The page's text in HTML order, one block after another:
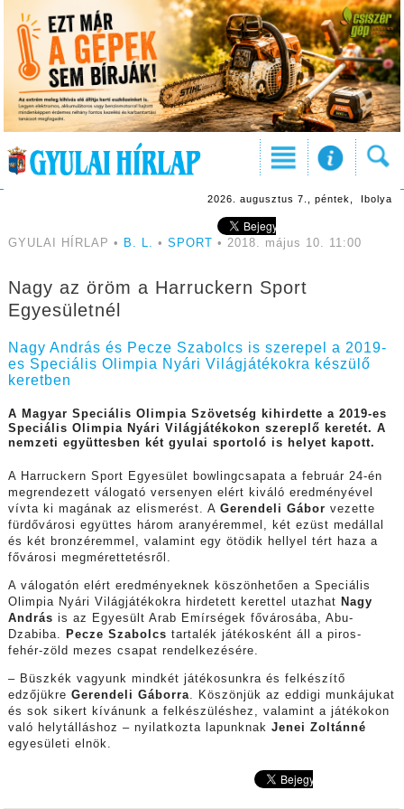
2026. augusztus 7., péntek, Ibolya
GYULAI HÍRLAP • B. L. • SPORT • 2018. május 10. 11:00
Nagy az öröm a Harruckern Sport
Egyesületnél
Nagy András és Pecze Szabolcs is szerepel a 2019-
es Speciális Olimpia Nyári Világjátékokra készülő
keretben
A Magyar Speciális Olimpia Szövetség kihirdette a 2019-es
Speciális Olimpia Nyári Világjátékokon szereplő keretét. A
nemzeti együttesben két gyulai sportoló is helyet kapott.
A Harruckern Sport Egyesület bowlingcsapata a február 24-én
megrendezett válogató versenyen elért kiváló eredményével
vívta ki magának az elismerést. A Gerendeli Gábor vezette
fürdővárosi együttes három aranyéremmel, két ezüst medállal
és két bronzéremmel, valamint egy ötödik hellyel tért haza a
fővárosi megmérettetésről.
A válogatón elért eredményeknek köszönhetően a Speciális
Olimpia Nyári Világjátékokra hirdetett kerettel utazhat Nagy
András is az Egyesült Arab Emírségek fővárosába, Abu-
Dzabiba.
Pecze Szabolcs tartalék játékosként áll a piros-
fehér-zöld mezes csapat rendelkezésére.
– Büszkék vagyunk mindkét játékosunkra és felkészítő
edzőjükre Gerendeli Gáborra . Köszönjük az eddigi munkájukat
és sok sikert kívánunk a felkészüléshez, valamint a játékokon
való helytálláshoz – nyilatkozta lapunknak Jenei Zoltánné
egyesületi elnök.